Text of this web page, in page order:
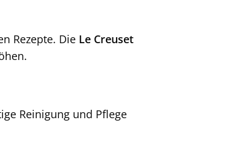
Rezepte. Die Le Creuset
Reinigung und Pflege